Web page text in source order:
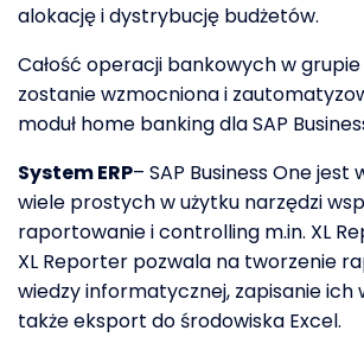
alokację i dystrybucję budżetów.
Całość operacji bankowych w
zostanie wzmocniona i
moduł home banking dla SAP
System ERP– SAP Business One jest
wiele prostych w użytku narzędzi
raportowanie i controlling m.in. XL
XL Reporter pozwala na tworzenie
wiedzy informatycznej, zapisanie ich
także eksport do środowiska Excel.